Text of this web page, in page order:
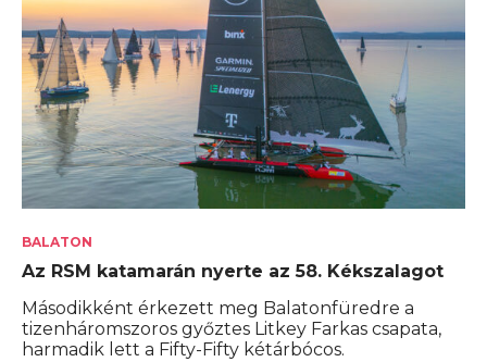
BALATON
Az RSM katamarán nyerte az 58. Kékszalagot
Másodikként érkezett meg Balatonfüredre a
tizenháromszoros győztes Litkey Farkas csapata,
harmadik lett a Fifty-Fifty kétárbócos.